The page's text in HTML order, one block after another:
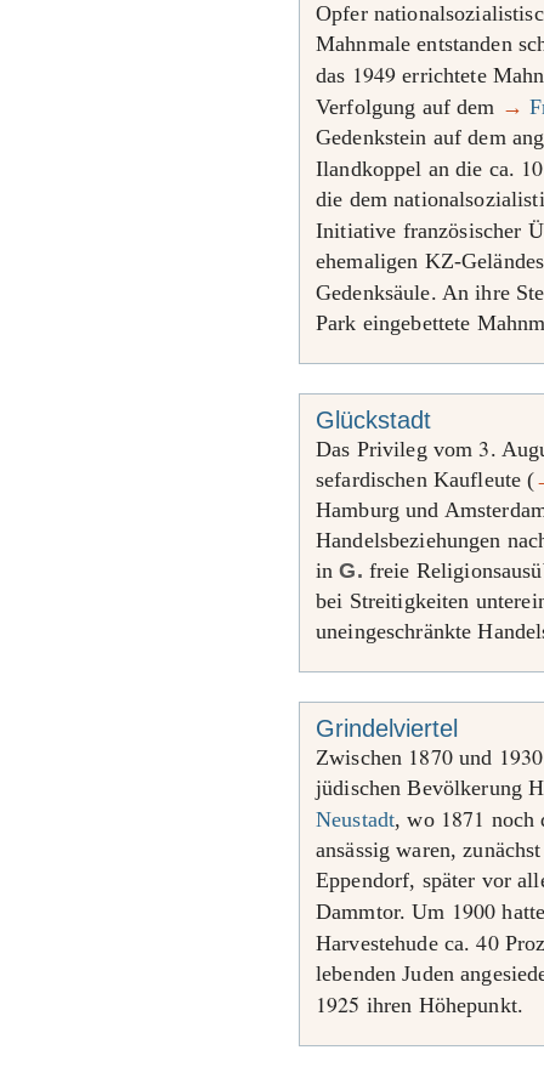
Opfer
Mahnmale entstanden
das 1949 errichtete
Verfolgung auf dem →
Gedenkstein auf dem
Ilandkoppel an die ca. 10
die dem
Initiative französischer
ehemaligen KZ-
Gedenksäule. An ihre
Park eingebettete
Glückstadt
Das Privileg vom 3.
sefardischen Kaufleute (
Hamburg und
Handelsbeziehungen
inG. freie
bei Streitigkeiten
uneingeschränkte
Grindelviertel
Zwischen 1870und 1930
jüdischen Bevölkerung
Neustadt, wo 1871 noch
ansässig waren,
Eppendorf, später vor
Dammtor. Um 1900
Harvestehude ca.40
lebenden Juden
1925 ihren Höhepunkt.